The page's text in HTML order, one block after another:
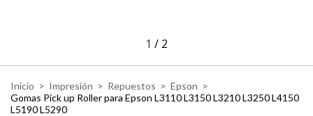
1 / 2
Inicio > Impresión > Repuestos > Epson >
Gomas Pick up Roller para Epson L3110 L3150 L3210 L3250 L4150
L5190 L5290